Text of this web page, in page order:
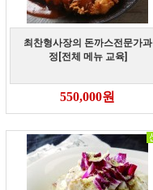
최찬형사장의 돈까스전문가과
정[전체 메뉴 교육]
550,000원